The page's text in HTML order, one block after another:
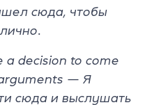
сюда, чтобы
a decision to come
— Я
сюда и выслушать